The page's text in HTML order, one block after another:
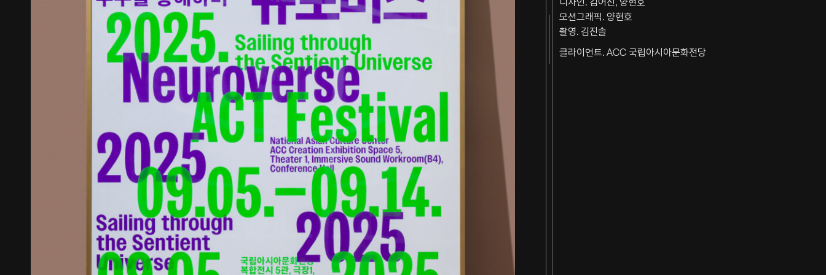
2018
2017
2016
2015
2014
2013
2012
꽃길 포스터 숨 프로젝트 웹사이트
모션그래픽. 양현호
촬영. 김진솔
클라이언트. ACC 국립아시아문화전당